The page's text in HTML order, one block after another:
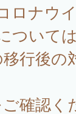
ロナウ
ついて
行後の
確認く